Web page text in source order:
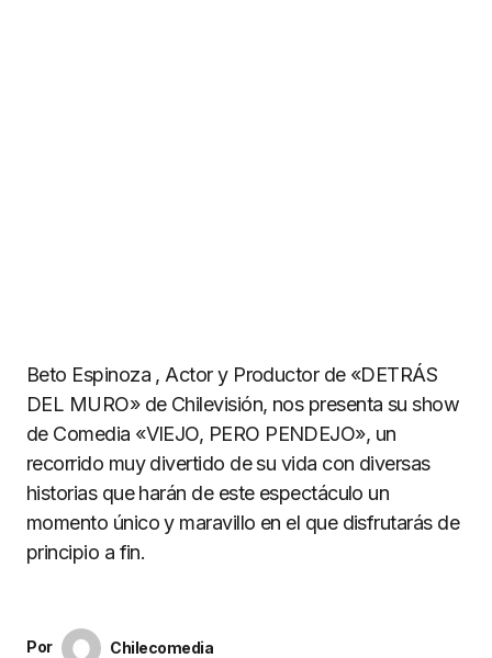
Beto Espinoza , Actor y Productor de «DETRÁS
DEL MURO» de Chilevisión, nos presenta su show
de Comedia «VIEJO, PERO PENDEJO», un
recorrido muy divertido de su vida con diversas
historias que harán de este espectáculo un
momento único y maravillo en el que disfrutarás de
principio a fin.
Por
Chilecomedia